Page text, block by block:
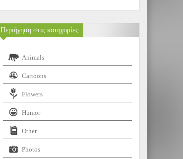
Περιήγηση στις κατηγορίες
Animals
Cartoons
Flowers
Humor
Other
Photos